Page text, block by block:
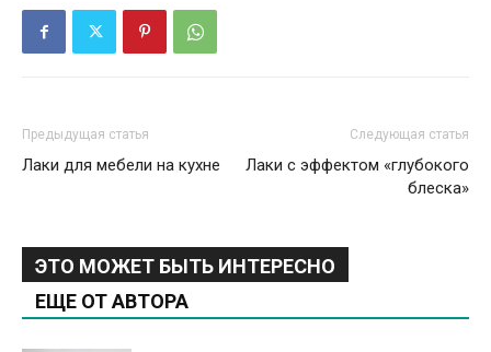
Предыдущая статья
Лаки для мебели на кухне
Следующая статья
Лаки с эффектом «глубокого
блеска»
ЭТО МОЖЕТ БЫТЬ ИНТЕРЕСНО
ЕЩЕ ОТ АВТОРА